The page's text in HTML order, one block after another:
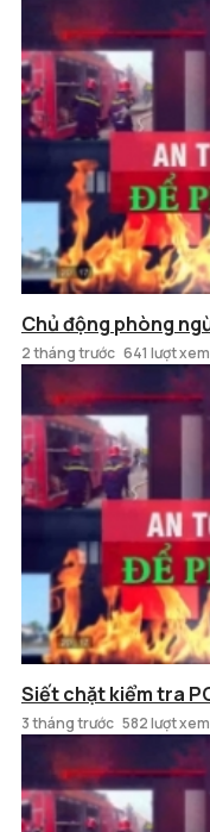
Chủ động phòng
2 tháng trước 641 lượt xem
Siết chặt kiểm tra
3 tháng trước 582 lượt xem